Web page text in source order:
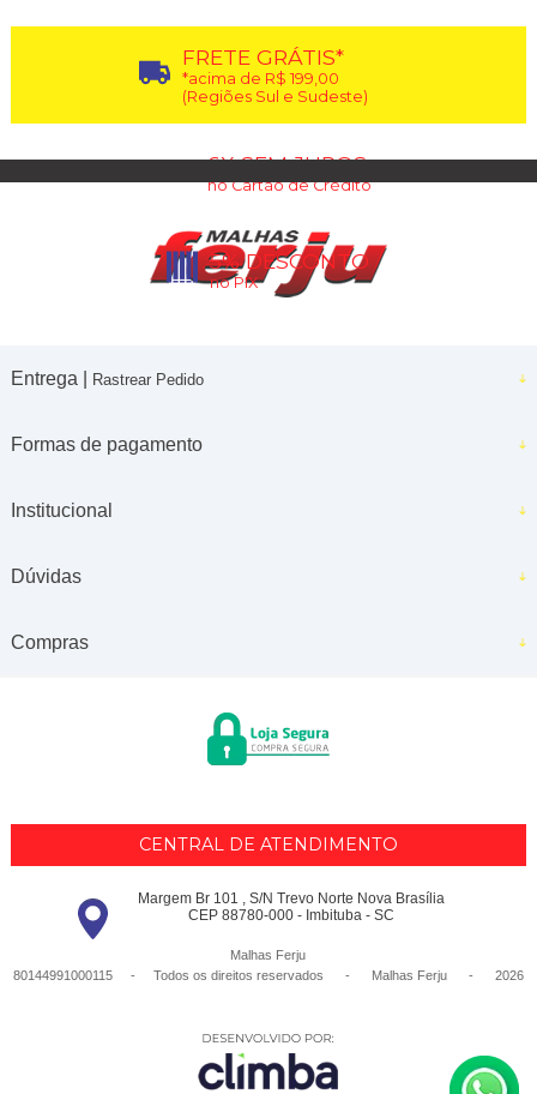
FRETE GRÁTIS*
*acima de R$ 199,00
(Regiões Sul e Sudeste)
6X SEM JUROS
no Cartão de Crédito
5% DESCONTO
no PIX
Entrega | Rastrear Pedido
Formas de pagamento
Institucional
Dúvidas
Compras
CENTRAL DE ATENDIMENTO
Margem Br 101 , S/N Trevo Norte Nova Brasília
CEP 88780-000 - Imbituba - SC
Malhas Ferju
80144991000115 - Todos os direitos reservados
- Malhas Ferju - 2026